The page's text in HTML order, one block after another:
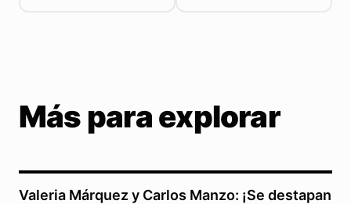
Más para explorar
Valeria Márquez y Carlos Manzo: ¡Se destapan